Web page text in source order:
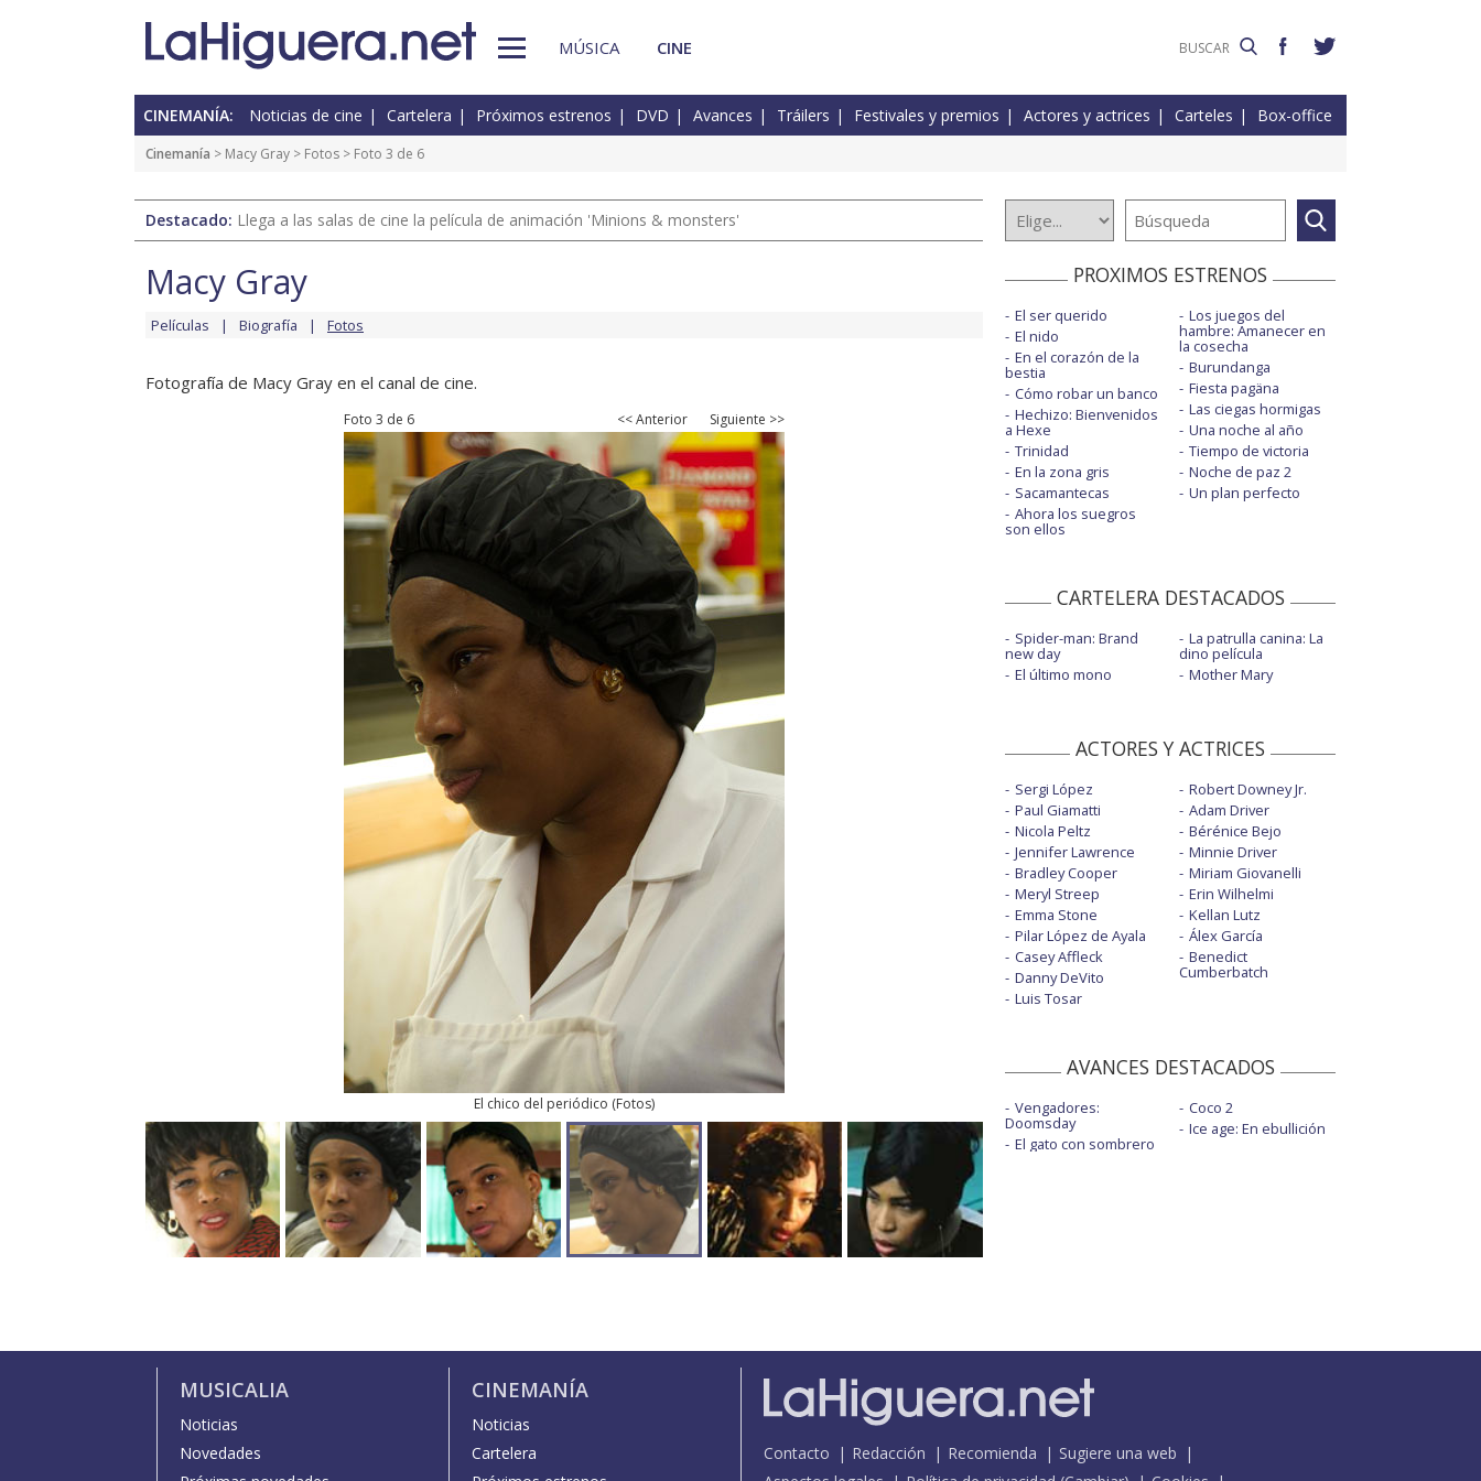
MÚSICA CINE
CINEMANÍA: Noticias de cine Cartelera Próximos estrenos DVD Avances Tráilers Festivales y premios Actores y actrices Carteles Box-office
Cinemanía > Macy Gray > Fotos > Foto 3 de 6
Destacado: Llega a las salas de cine la película de animación 'Minions & monsters'
Macy Gray
Películas Biografía Fotos
Fotografía de Macy Gray en el canal de cine.
Foto 3 de 6 << Anterior Siguiente >>
El chico del periódico (Fotos)
PROXIMOS ESTRENOS
El ser querido
El nido
En el corazón de la
bestia
Cómo robar un banco
Hechizo: Bienvenidos
a Hexe
Trinidad
En la zona gris
Sacamantecas
Ahora los suegros
son ellos
Los juegos del
hambre: Amanecer en
la cosecha
Burundanga
Fiesta pagäna
Las ciegas hormigas
Una noche al año
Tiempo de victoria
Noche de paz 2
Un plan perfecto
CARTELERA DESTACADOS
Spider-man: Brand
new day
El último mono
La patrulla canina: La
dino película
Mother Mary
ACTORES Y ACTRICES
Sergi López
Paul Giamatti
Nicola Peltz
Jennifer Lawrence
Bradley Cooper
Meryl Streep
Emma Stone
Pilar López de Ayala
Casey Affleck
Danny DeVito
Luis Tosar
Robert Downey Jr.
Adam Driver
Bérénice Bejo
Minnie Driver
Miriam Giovanelli
Erin Wilhelmi
Kellan Lutz
Álex García
Benedict
Cumberbatch
AVANCES DESTACADOS
Vengadores:
Doomsday
El gato con sombrero
Coco 2
Ice age: En ebullición
MUSICALIA
Noticias
Novedades
CINEMANÍA
Noticias
Cartelera
Contacto Redacción Recomienda
Sugiere una web